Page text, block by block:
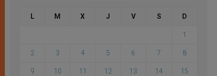
L M X J V S D
1
2 3 4 5 6 7 8
9 10 11 12 13 14 15